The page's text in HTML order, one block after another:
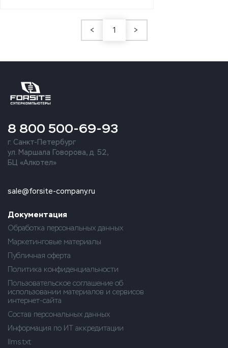
< 1 >
8 800 500-69-93
г. Санкт-Петербург
ул. Маршала Говорова, д. 52,
БЦ «Алкотел»
sale@forsite-company.ru
Документация
Обработка персональных данных
Маркетинговые материалы
Публичная оферта
Политика конфиденциальности
Пользовательское соглашение об
использовании материалов и сервисов
интернет-сайта
Состав персональных данных
Информация по ИТ аккредитации
llms.txt